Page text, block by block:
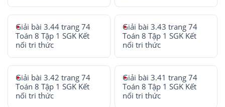
Giải bài 3.44 trang 74
Toán 8 Tập 1 SGK Kết
nối tri thức
Giải bài 3.43 trang 74
Toán 8 Tập 1 SGK Kết
nối tri thức
Giải bài 3.42 trang 74
Toán 8 Tập 1 SGK Kết
nối tri thức
Giải bài 3.41 trang 74
Toán 8 Tập 1 SGK Kết
nối tri thức